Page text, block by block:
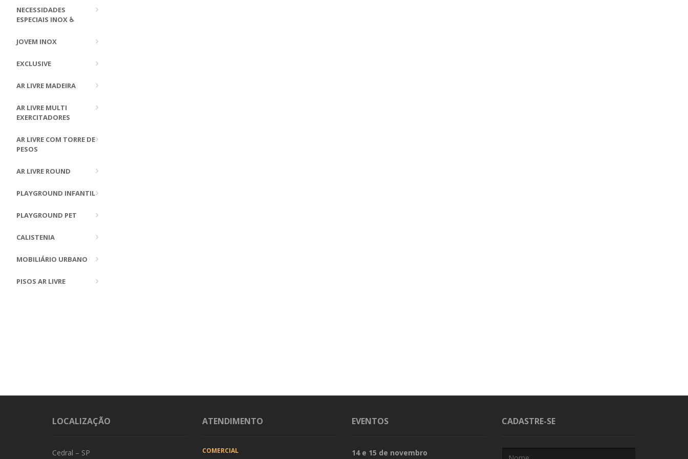
NECESSIDADES
ESPECIAIS INOX ♿
JOVEM INOX
EXCLUSIVE
AR LIVRE MADEIRA
AR LIVRE MULTI
EXERCITADORES
AR LIVRE COM TORRE DE
PESOS
AR LIVRE ROUND
PLAYGROUND INFANTIL
PLAYGROUND PET
CALISTENIA
MOBILIÁRIO URBANO
PISOS AR LIVRE
LOCALIZAÇÃO
Cedral – SP
ATENDIMENTO
COMERCIAL
EVENTOS
14 e 15 de novembro
CADASTRE-SE